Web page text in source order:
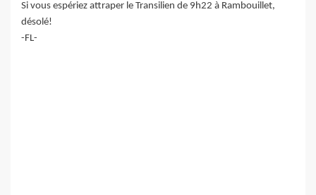
Si vous espériez attraper le Transilien de 9h22 à Rambouillet,
désolé!
-FL-